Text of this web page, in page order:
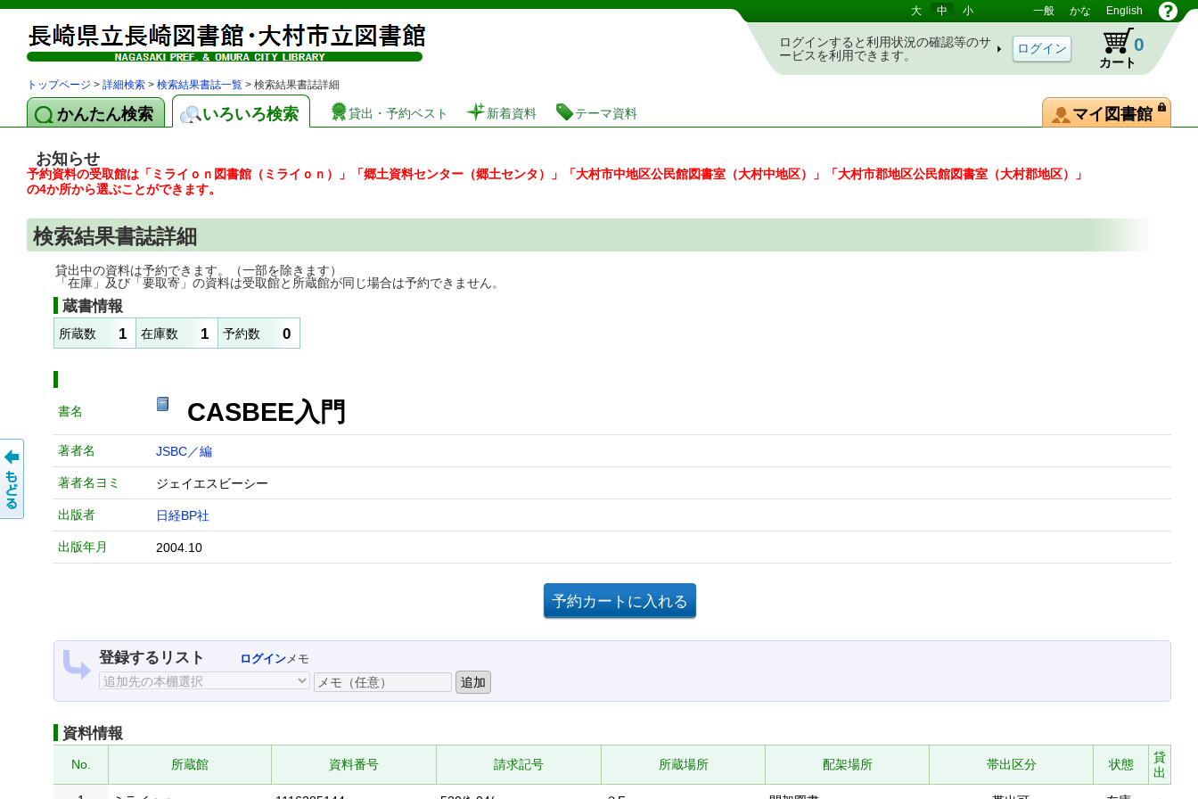
図書館 蔵書検索・予約システム 大 中 小 一般 かな English
ログインすると利用状況の確認等のサ
ービスを利用できます。
カート
0
トップページ > 詳細検索 > 検索結果書誌一覧 > 検索結果書誌詳細
かんたん検索 いろいろ検索 貸出・予約ベスト 新着資料 テーマ資料 マイ図書館
お知らせ
予約資料の受取館は「ミライｏｎ図書館（ミライｏｎ）」「郷土資料センター（郷土センタ）」「大村市中地区公民館図書室（大村中地区）」「大村市郡地区公民館図書室（大村郡地区）」
の4か所から選ぶことができます。
検索結果書誌詳細
貸出中の資料は予約できます。（一部を除きます）
「在庫」及び「要取寄」の資料は受取館と所蔵館が同じ場合は予約できません。
蔵書情報
所蔵数 1 在庫数 1 予約数 0
書名 CASBEE入門
著者名 JSBC／編
著者名ヨミ ジェイエスビーシー
出版者 日経BP社
出版年月 2004.10
登録するリスト ログインメモ
資料情報
No. 所蔵館 資料番号 請求記号 所蔵場所 配架場所 帯出区分 状態
貸
出